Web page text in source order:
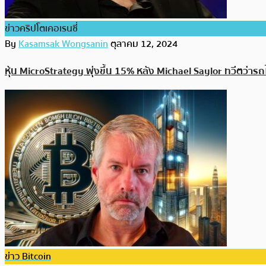
ข่าวคริปโตเคอเรนซี่
ByKasamsak Wongsaninตุลาคม 12, 2024
หุ้น MicroStrategy พุ่งขึ้น 15% หลัง Michael Saylor ทวีตว่าร
ข่าว Bitcoin